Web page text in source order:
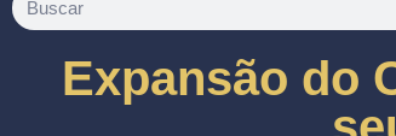
Expansão do